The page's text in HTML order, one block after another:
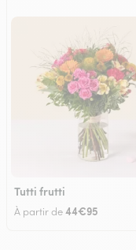
Tutti frutti
À partir de44€95